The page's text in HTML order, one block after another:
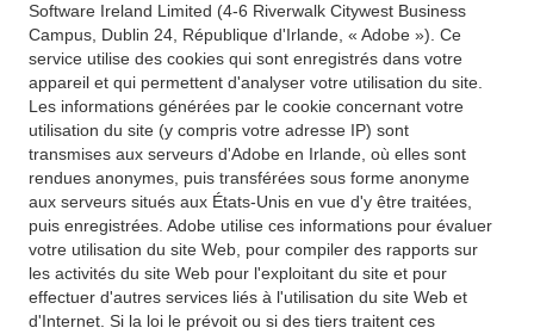
Software Ireland Limited (4-6 Riverwalk Citywest Business
Campus, Dublin 24, République d'Irlande, « Adobe »). Ce
service utilise des cookies qui sont enregistrés dans votre
appareil et qui permettent d'analyser votre utilisation du site.
Les informations générées par le cookie concernant votre
utilisation du site (y compris votre adresse IP) sont
transmises aux serveurs d'Adobe en Irlande, où elles sont
rendues anonymes, puis transférées sous forme anonyme
aux serveurs situés aux États-Unis en vue d'y être traitées,
puis enregistrées. Adobe utilise ces informations pour évaluer
votre utilisation du site Web, pour compiler des rapports sur
les activités du site Web pour l'exploitant du site et pour
effectuer d'autres services liés à l'utilisation du site Web et
d'Internet. Si la loi le prévoit ou si des tiers traitent ces